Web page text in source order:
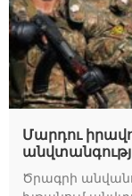
Մարդու
Ծրագրի